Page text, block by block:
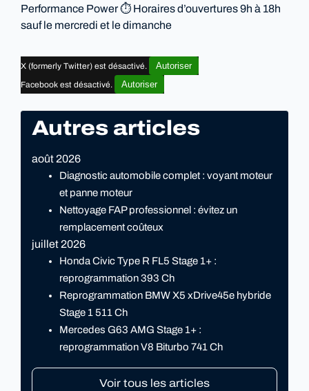
Performance Power ⏱ Horaires d’ouvertures 9h à 18h
sauf le mercredi et le dimanche
X (formerly Twitter) est désactivé. Autoriser
Facebook est désactivé. Autoriser
Autres articles
août 2026
Diagnostic automobile complet : voyant moteur
et panne moteur
Nettoyage FAP professionnel : évitez un
remplacement coûteux
juillet 2026
Honda Civic Type R FL5 Stage 1+ :
reprogrammation 393 Ch
Reprogrammation BMW X5 xDrive45e hybride
Stage 1 511 Ch
Mercedes G63 AMG Stage 1+ :
reprogrammation V8 Biturbo 741 Ch
Voir tous les articles